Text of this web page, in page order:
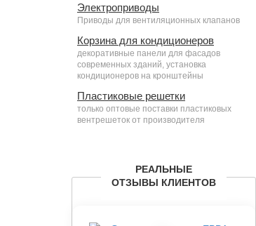
Электроприводы
Приводы для вентиляционных клапанов
Корзина для кондиционеров
декоративные панели для фасадов
современных зданий, установка
кондиционеров на кронштейны
Пластиковые решетки
только оптовые поставки пластиковых
вентрешеток от производителя
РЕАЛЬНЫЕ
ОТЗЫВЫ КЛИЕНТОВ